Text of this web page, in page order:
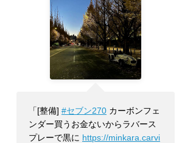
「[整備] #セブン270 カーボンフェ
ンダー買うお金ないからラバース
プレーで黒に https://minkara.carvi